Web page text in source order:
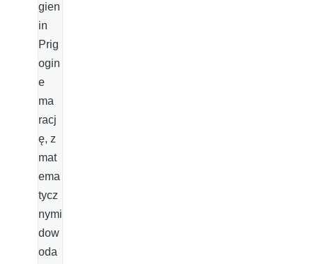
gien
in
Prig
ogin
e
ma
racj
ę, z
mat
ema
tycz
nymi
dow
oda